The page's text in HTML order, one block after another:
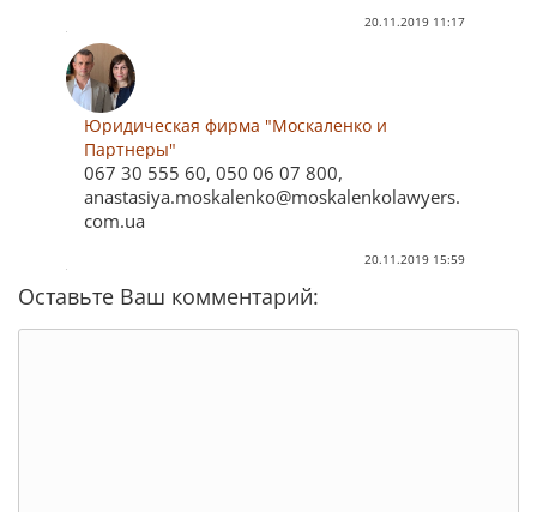
20.11.2019 11:17
Юридическая фирма "Москаленко и
Партнеры"
067 30 555 60, 050 06 07 800,
anastasiya.moskalenko@moskalenkolawyers.
com.ua
20.11.2019 15:59
Оставьте Ваш комментарий: